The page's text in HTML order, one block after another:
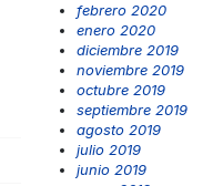
febrero 2020
enero 2020
diciembre 2019
noviembre 2019
octubre 2019
septiembre 2019
agosto 2019
julio 2019
junio 2019